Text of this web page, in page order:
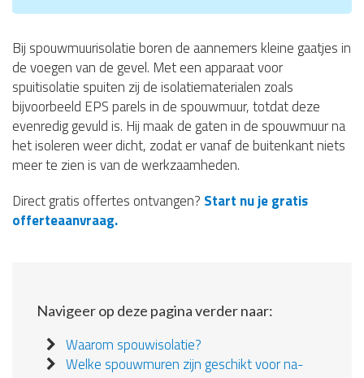
Bij spouwmuurisolatie boren de aannemers kleine gaatjes in
de voegen van de gevel. Met een apparaat voor
spuitisolatie spuiten zij de isolatiematerialen zoals
bijvoorbeeld EPS parels in de spouwmuur, totdat deze
evenredig gevuld is. Hij maak de gaten in de spouwmuur na
het isoleren weer dicht, zodat er vanaf de buitenkant niets
meer te zien is van de werkzaamheden.
Direct gratis offertes ontvangen? Start nu je gratis
offerteaanvraag.
Navigeer op deze pagina verder naar:
Waarom spouwisolatie?
Welke spouwmuren zijn geschikt voor na-